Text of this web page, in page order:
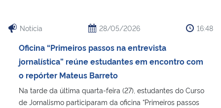
Notícia 28/05/2026 16:48
Oficina “Primeiros passos na entrevista
jornalística” reúne estudantes em encontro com
o repórter Mateus Barreto
Na tarde da última quarta-feira (27), estudantes do Curso
de Jornalismo participaram da oficina “Primeiros passos